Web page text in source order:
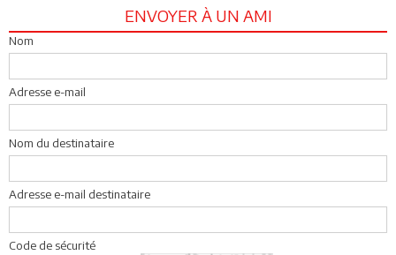
ENVOYER À UN AMI
Nom
Adresse e-mail
Nom du destinataire
Adresse e-mail destinataire
Code de sécurité